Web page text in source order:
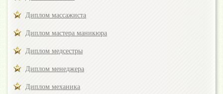
Диплом массажиста
Диплом мастера маникюра
Диплом медсестры
Диплом менеджера
Диплом механика